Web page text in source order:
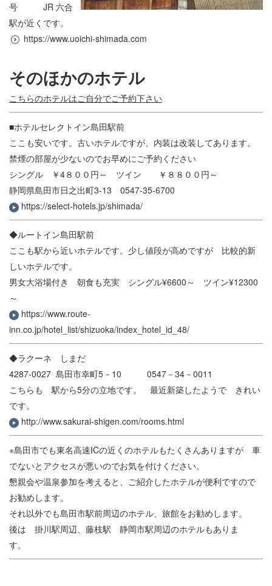
号 JR 六合
駅が近くです。
https://www.uoichi-shimada.com
そのほかのホテル
こちらのホテルはご自分でご予約下さい
■ホテルセレクトイン島田駅前
ここも安いです。古いホテルですが、内装は改装してあります。
禁煙の部屋が少ないのでお早めにご予約ください
シングル ￥4８００円～ ツイン ￥８８００円～
静岡県島田市日之出町3-13 0547-35-6700
https://select-hotels.jp/shimada/
◆ルートイン島田駅前
ここも駅から近いホテルです。少し値段が高めですが 比較的新
しいホテルです。
男女大浴場付き 朝食も充実 シングル¥6600～ ツイン¥12300
～
https://www.route-
inn.co.jp/hotel_list/shizuoka/index_hotel_id_48/
◆ラクーネ しまだ
4287-0027 島田市幸町5－10 0547－34－0011
こちらも 駅から5分の立地です。 最近新築したようで きれい
です。
http://www.sakurai-shigen.com/rooms.html
※島田市でも東名高速ICの近くのホテルもたくさんありますが 車
でないとアクセスが悪いのでお気を付けください。
懇親会や温泉参加を考えると、ご紹介したホテルが便利ですので
お勧めします。
それ以外でも島田市駅前周辺のホテル、旅館をお勧めします。
後は 掛川駅周辺、藤枝駅 静岡市駅周辺のホテルもありま
す。